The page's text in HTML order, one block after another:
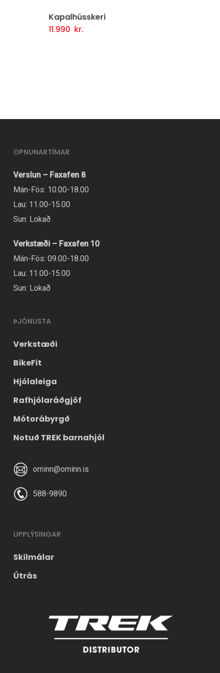
Kapalhússkeri
11.990kr.
Setja Í Körfu
OPNUNARTÍMAR
Verslun – Faxafen 8
Mán-Fös: 10.00-18.00
Lau: 11.00-15.00
Sun: Lokað
Verkstæði – Faxafen 10
Mán-Fös: 09.00-18.00
Lau: 11.00-15.00
Sun: Lokað
ÞJÓNUSTA
Verkstæði
BikeFit
Hjólaleiga
Rafhjólaráðgjöf
Mótorábyrgð
Notuð TREK barnahjól
orninn@orninn.is
588-9890
UPPLÝSINGAR
Skilmálar
Útrás